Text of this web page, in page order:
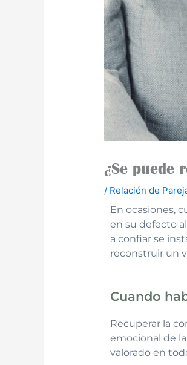
¿Se puede
/ Relación de
En ocasiones,
en su defecto
a confiar se
reconstruir un
Cuando
Recuperar la
emocional de
valorado en